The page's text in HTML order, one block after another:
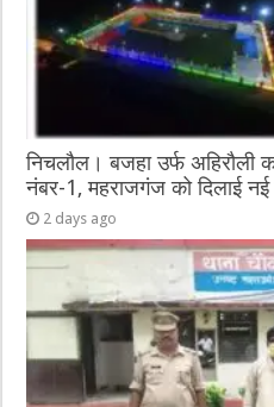
निचलौल। बजहा उर्फ अहिरौली
नंबर-1, महराजगंज को दिलाई नई
2 days ago